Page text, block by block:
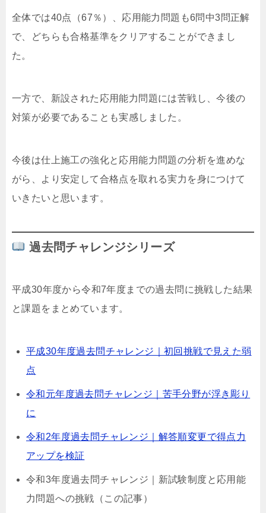
全体では40点（67％）、応用能力問題も6問中3問正解
で、どちらも合格基準をクリアすることができまし
た。
一方で、新設された応用能力問題には苦戦し、今後の
対策が必要であることも実感しました。
今後は仕上施工の強化と応用能力問題の分析を進めな
がら、より安定して合格点を取れる実力を身につけて
いきたいと思います。
過去問チャレンジシリーズ
平成30年度から令和7年度までの過去問に挑戦した結果
と課題をまとめています。
平成30年度過去問チャレンジ｜初回挑戦で見えた弱
点
令和元年度過去問チャレンジ｜苦手分野が浮き彫り
に
令和2年度過去問チャレンジ｜解答順変更で得点力
アップを検証
令和3年度過去問チャレンジ｜新試験制度と応用能
力問題への挑戦（この記事）